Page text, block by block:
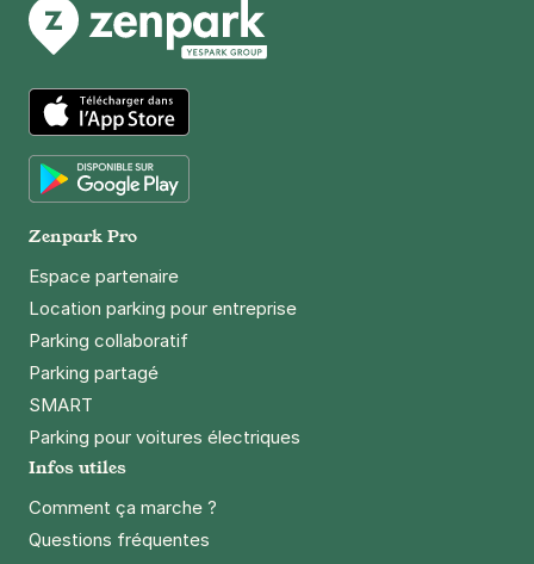
6,16 € /heure 49,28 €/jour,165,76 €/semaine
(tarifs dégressifs)
Paris - Père Lachaise - avenue de la
République
3,50 €
/heure ,25 €/jour, 89 €/semaine
Réserver
+ Abonnements disponibles
75011
4,2
App Store
Zenpark Pro
Espace partenaire
Location parking pour entreprise
Parking collaboratif
Parking partagé
SMART
Parking pour voitures électriques
Infos utiles
Comment ça marche ?
Questions fréquentes